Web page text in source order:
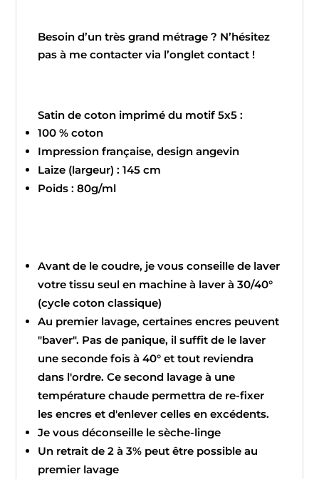
Besoin d’un très grand métrage ? N’hésitez
pas à me contacter via l’onglet contact !
Satin de coton imprimé du motif 5x5 :
100 % coton
Impression française, design angevin
Laize (largeur) : 145 cm
Poids : 80g/ml
Avant de le coudre, je vous conseille de laver
votre tissu seul en machine à laver à 30/40°
(cycle coton classique)
Au premier lavage, certaines encres peuvent
"baver". Pas de panique, il suffit de le laver
une seconde fois à 40° et tout reviendra
dans l'ordre. Ce second lavage à une
température chaude permettra de re-fixer
les encres et d'enlever celles en excédents.
Je vous déconseille le sèche-linge
Un retrait de 2 à 3% peut être possible au
premier lavage